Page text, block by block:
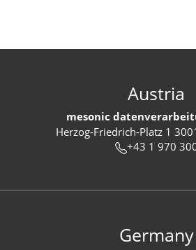
Austria
mesonic
Herzog-Friedrich-Platz 1
+43 1 970
Germany